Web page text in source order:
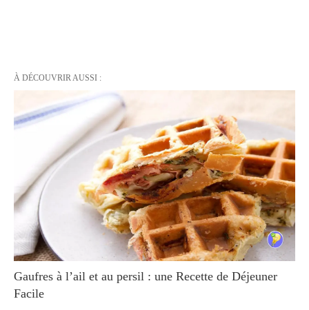
À DÉCOUVRIR AUSSI :
Gaufres à l’ail et au persil : une Recette de Déjeuner
Facile